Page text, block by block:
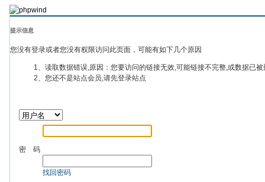
提示信息
您没有登录或者您没有权限访问此页面，可能有如下几个原因
1、读取数据错误,原因：您要访问的链接无效,可能链接不完整,或数据已
2、您还不是站点会员,请先登录站点
密 码
找回密码